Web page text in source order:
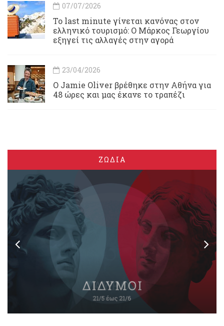
07/07/2026
Το last minute γίνεται κανόνας στον
ελληνικό τουρισμό: Ο Μάρκος Γεωργίου
εξηγεί τις αλλαγές στην αγορά
23/04/2026
Ο Jamie Oliver βρέθηκε στην Αθήνα για
48 ώρες και μας έκανε το τραπέζι
ΖΩΔΙΑ